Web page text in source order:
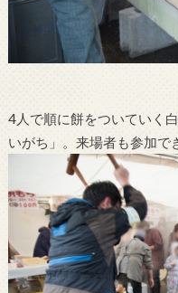
4人で順に餅をついていく
いがち」。来場者も参加で